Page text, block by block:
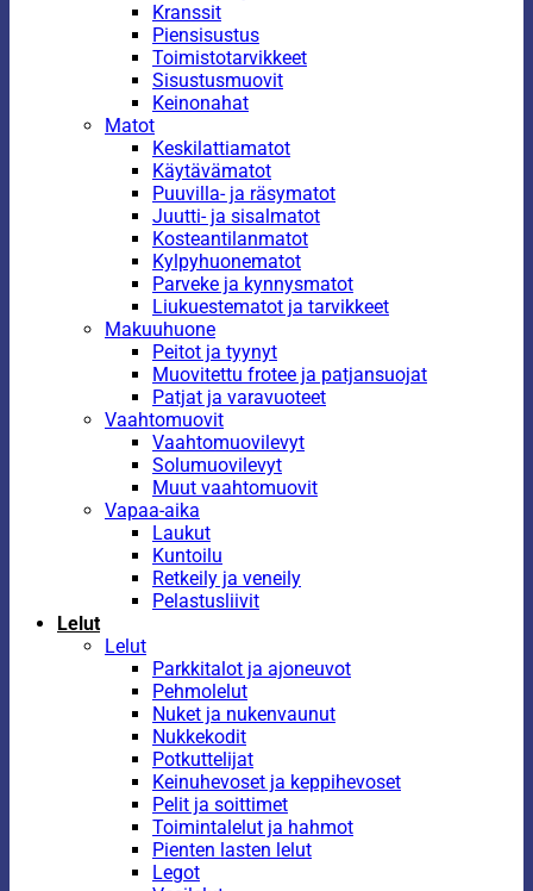
Kranssit
Piensisustus
Toimistotarvikkeet
Sisustusmuovit
Keinonahat
Matot
Keskilattiamatot
Käytävämatot
Puuvilla- ja räsymatot
Juutti- ja sisalmatot
Kosteantilanmatot
Kylpyhuonematot
Parveke ja kynnysmatot
Liukuestematot ja tarvikkeet
Makuuhuone
Peitot ja tyynyt
Muovitettu frotee ja patjansuojat
Patjat ja varavuoteet
Vaahtomuovit
Vaahtomuovilevyt
Solumuovilevyt
Muut vaahtomuovit
Vapaa-aika
Laukut
Kuntoilu
Retkeily ja veneily
Pelastusliivit
Lelut
Lelut
Parkkitalot ja ajoneuvot
Pehmolelut
Nuket ja nukenvaunut
Nukkekodit
Potkuttelijat
Keinuhevoset ja keppihevoset
Pelit ja soittimet
Toimintalelut ja hahmot
Pienten lasten lelut
Legot